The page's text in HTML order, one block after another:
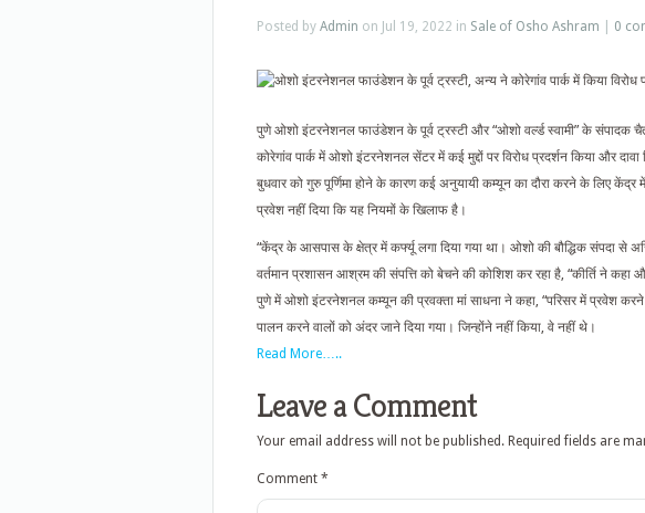
Posted by Admin on Jul 19, 2022 in Sale of Osho Ashram 0
पुणे ओशो इंटरनेशनल फाउंडेशन के पूर्व ट्रस्टी और “ओशो वर्ल्ड स्वामी” के संपादक
कोरेगांव पार्क में ओशो इंटरनेशनल सेंटर में कई मुद्दों पर विरोध प्रदर्शन किया और
बुधवार को गुरु पूर्णिमा होने के कारण कई अनुयायी कम्यून का दौरा करने के लिए
प्रवेश नहीं दिया कि यह नियमों के खिलाफ है।
“केंद्र के आसपास के क्षेत्र में कर्फ्यू लगा दिया गया था। ओशो की बौद्धिक संपदा से
वर्तमान प्रशासन आश्रम की संपत्ति को बेचने की कोशिश कर रहा है, “कीर्ति ने कहा
पुणे में ओशो इंटरनेशनल कम्यून की प्रवक्ता मां साधना ने कहा, “परिसर में प्रवेश
पालन करने वालों को अंदर जाने दिया गया। जिन्होंने नहीं किया, वे नहीं थे।
Read More…..
Leave a Comment
Your email address will not be published. Required fields are
Comment *